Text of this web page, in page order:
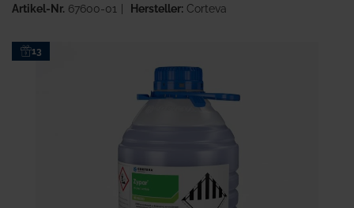
Zum13
Artikel-Nr. 67600-01 Hersteller:Corteva